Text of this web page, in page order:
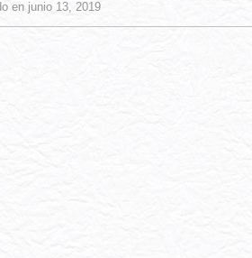
en junio 13, 2019